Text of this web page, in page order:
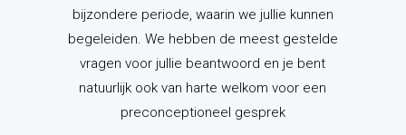
bijzondere periode, waarin we jullie kunnen
begeleiden. We hebben de meest gestelde
vragen voor jullie beantwoord en je bent
natuurlijk ook van harte welkom voor een
preconceptioneel gesprek